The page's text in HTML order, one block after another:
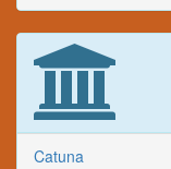
Catuna